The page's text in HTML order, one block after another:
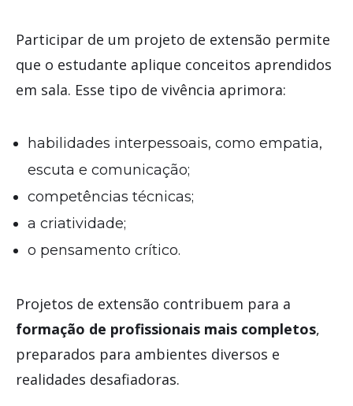
Participar de um projeto de extensão permite
que o estudante aplique conceitos aprendidos
em sala. Esse tipo de vivência aprimora:
habilidades interpessoais, como empatia,
escuta e comunicação;
competências técnicas;
a criatividade;
o pensamento crítico.
Projetos de extensão contribuem para a
formação de profissionais mais completos,
preparados para ambientes diversos e
realidades desafiadoras.